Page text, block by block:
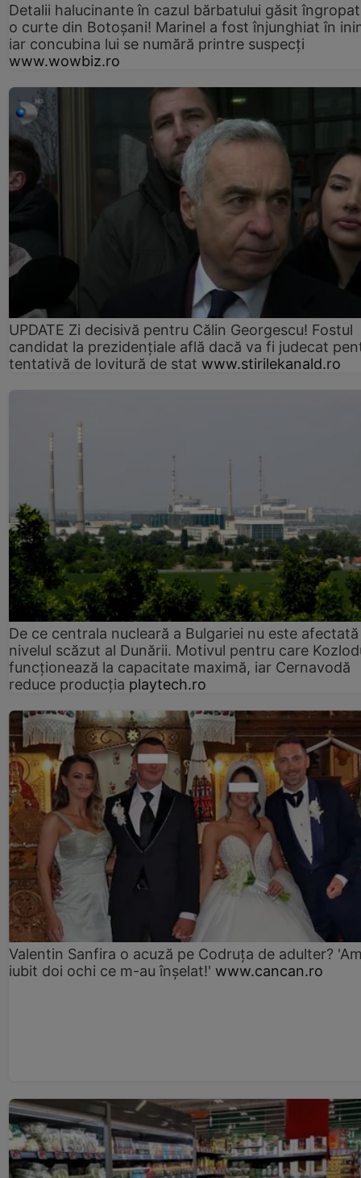
Detalii halucinante în cazul bărbatului găsit
o curte din Botoșani! Marinel a fost înjunghiat în
iar concubina lui se numără printre suspecți
www.wowbiz.ro
UPDATE Zi decisivă pentru Călin Georgescu! Fostul
candidat la prezidențiale află dacă va fi judecat
tentativă de lovitură de stat www.stirilekanald.ro
De ce centrala nucleară a Bulgariei nu este
nivelul scăzut al Dunării. Motivul pentru care
funcționează la capacitate maximă, iar Cernavodă
reduce producția playtech.ro
Valentin Sanfira o acuză pe Codruța de adulter?
iubit doi ochi ce m-au înșelat!' www.cancan.ro